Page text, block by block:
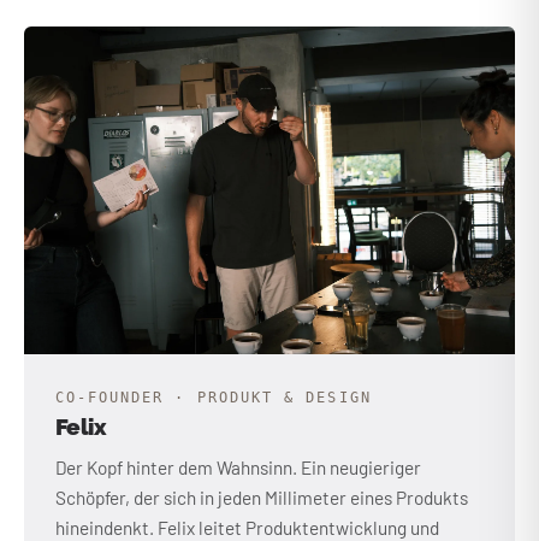
CO-FOUNDER · PRODUKT & DESIGN
Felix
Der Kopf hinter dem Wahnsinn. Ein neugieriger
Schöpfer, der sich in jeden Millimeter eines Produkts
hineindenkt. Felix leitet Produktentwicklung und